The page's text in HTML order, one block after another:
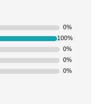
0%
0%
0%
100%
0%